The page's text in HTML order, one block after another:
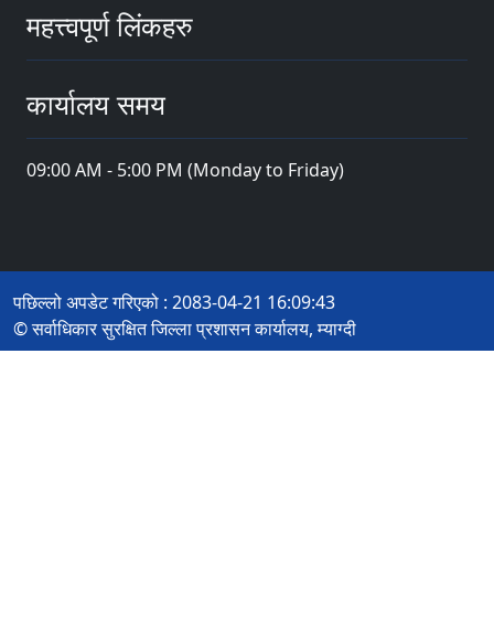
महत्त्वपूर्ण लिंकहरु
कार्यालय समय
09:00 AM - 5:00 PM (Monday to Friday)
पछिल्लो अपडेट गरिएको : 2083-04-21 16:09:43
© सर्वाधिकार सुरक्षित जिल्ला प्रशासन कार्यालय, म्याग्दी